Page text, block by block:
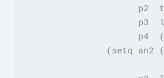
p2
p3
                     p4
(
               (
setq an2 (